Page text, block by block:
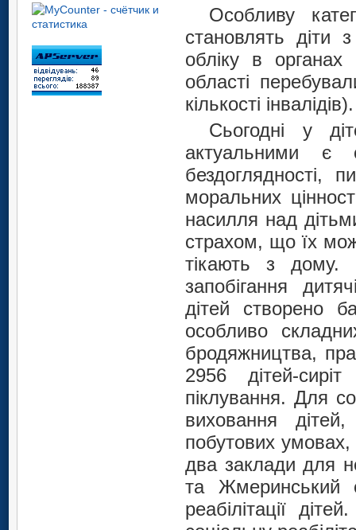
Особливу
становлять діти
обліку в органах
області
кількості інвалідів).
Сьогодні у
актуальними є
бездоглядності,
моральних
насилля над
страхом, що їх
тікають з дому.
запобігання
дітей створено
особливо
бродяжництва,
2956 дітей-
піклування. Для
виховання
побутових умовах,
два заклади для
та Жмеринський
реабілітації